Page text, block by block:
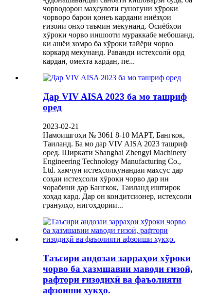
чорводорон маҳсулоти гуногуни хӯроки
чорворо барои қонеъ кардани ниёзҳои
ғизоии онҳо таъмин мекунанд. Осиёбҳои
хӯроки чорво иншооти мураккабе мебошанд,
ки ашёи хомро ба хӯроки тайёри чорво
коркард мекунанд. Раванди истеҳсолӣ орд
кардан, омехта кардан, пе...
Дар VIV AISA 2023 ба мо ташриф
оред
2023-02-21
Намоишгоҳи № 3061 8-10 МАРТ, Бангкок,
Таиланд. Ба мо дар VIV AISA 2023 ташриф
оред. Ширкати Shanghai Zhengyi Machinery
Engineering Technology Manufacturing Co.,
Ltd. ҳамчун истеҳсолкунандаи махсус дар
соҳаи истеҳсоли хӯроки чорво дар ин
чорабинӣ дар Бангкок, Таиланд иштирок
хоҳад кард. Дар он кондитсионер, истеҳсоли
гранулҳо, нигоҳдории...
Таъсири андозаи зарраҳои хӯроки
чорво ба ҳазмшавии маводи ғизоӣ,
рафтори ғизодиҳӣ ва фаъолияти
афзоиши хукҳо.